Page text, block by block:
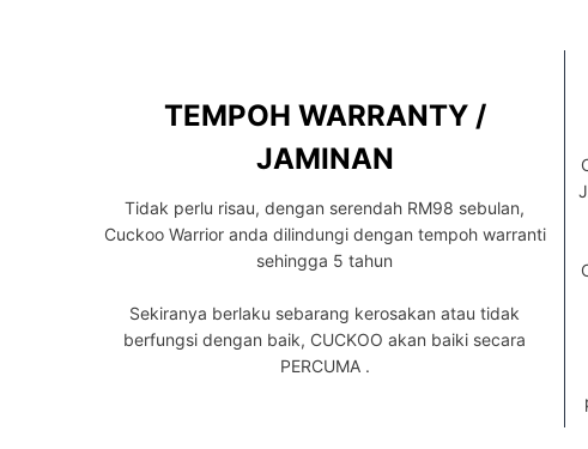
TEMPOH WARRANTY /
JAMINAN
Tidak perlu risau, dengan serendah RM98 sebulan,
Cuckoo Warrior anda dilindungi dengan tempoh warranti
sehingga 5 tahun
Sekiranya berlaku sebarang kerosakan atau tidak
berfungsi dengan baik, CUCKOO akan baiki secara
PERCUMA .